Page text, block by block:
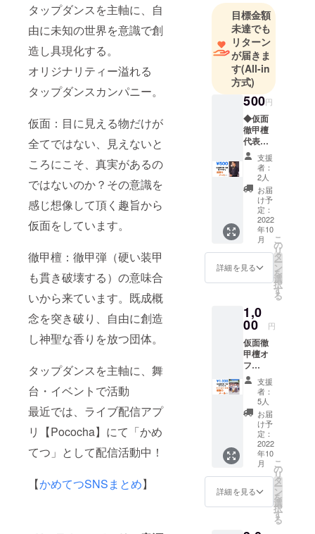
タップダンスを主軸に、自
由に未知の世界を意識で創
造し具現化する。
オリジナリティー溢れる
タップダンスカンパニー。
仮面：目に見える物だけが
全てではない、見えないと
ころにこそ、真実があるの
ではないのか？その意識を
感じ想像して頂く趣旨から
仮面をしています。
徹甲檀：徹甲弾（硬い装甲
も貫き破壊する）の意味合
いから来ています。既成概
念を突き破り、自由に創造
し神聖な香りを放つ団体。
タップダンスを主軸に、舞
台・イベントで活動
最近では、ライブ配信アプ
リ【Pococha】にて「かめ
てつ」として配信活動中！
【かめてつSNSまとめ】
ションに100
名以上のダ
ンサーから
選出され所
属。プロダ
ンサーとし
て数々の舞
台に出演。
1998年 世界
最大級の観
劇ホール
Radio City
Music Hallに
てアメリカ
のテレビ局
が主催する
舞台に選出
されブロー
ミュージカ
ルダンサー
ロケッツな
ど名立たる
ダンサーと
共演しオー
プニングを
飾る。N.Yの
テレビなど
にも出演
1999年 大
阪、北浜に
てベースメ
ントスタジ
目標金額
未達でも
リターン
が届きま
す(All-in
方式)
500円
◆仮面
徹甲檀
代表・
佐々木
義幸か
ら【感
謝の
メー
ル】
支援
者：
2人
お届
け予
定：
2022
年10
月
詳細を見る
こ
の
リ
タ
ー
ン
を
選
択
す
る
1,0
00 円
仮面徹
甲檀オ
フ
ショッ
ト付き
代表
佐々木
義幸か
ら【感
謝の
メー
ル】
支援
者：
5人
お届
け予
定：
2022
年10
月
詳細を見る
こ
の
リ
タ
ー
ン
を
選
択
す
る